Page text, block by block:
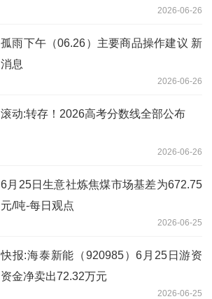
2026-06-26
孤雨下午（06.26）主要商品操作建议 新
消息
2026-06-26
滚动:转存！2026高考分数线全部公布
2026-06-26
6月25日生意社炼焦煤市场基差为672.75
元/吨-每日观点
2026-06-25
快报:海泰新能（920985）6月25日游资
资金净卖出72.32万元
2026-06-25